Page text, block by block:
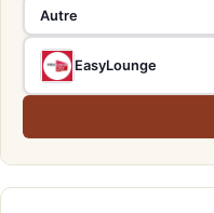
Autre
EasyLounge